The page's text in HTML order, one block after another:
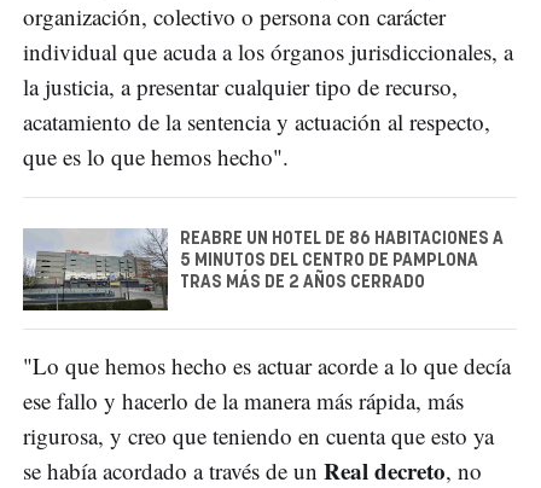
organización, colectivo o persona con carácter
individual que acuda a los órganos jurisdiccionales, a
la justicia, a presentar cualquier tipo de recurso,
acatamiento de la sentencia y actuación al respecto,
que es lo que hemos hecho".
REABRE UN HOTEL DE 86 HABITACIONES A
5 MINUTOS DEL CENTRO DE PAMPLONA
TRAS MÁS DE 2 AÑOS CERRADO
"Lo que hemos hecho es actuar acorde a lo que decía
ese fallo y hacerlo de la manera más rápida, más
rigurosa, y creo que teniendo en cuenta que esto ya
se había acordado a través de un Real decreto, no